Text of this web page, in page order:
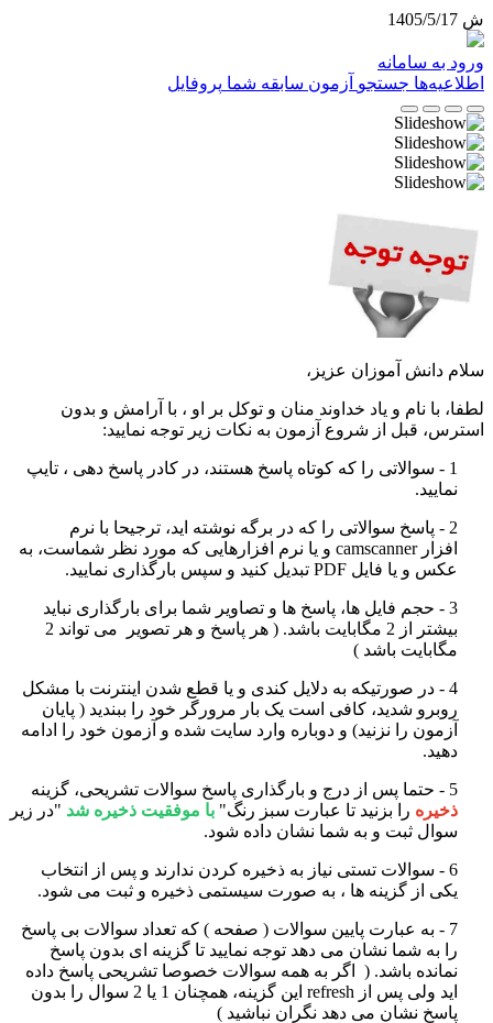
ش 1405/5/17
ورود به سامانه
اطلاعیه‌ها جستجو آزمون سابقه شما پروفایل
سلام دانش آموزان عزیز،
لطفا، با نام و یاد خداوند منان و توکل بر او ، با آرامش و بدون
استرس، قبل از شروع آزمون به نکات زیر توجه نمایید:
1 - سوالاتی را که کوتاه پاسخ هستند، در کادر پاسخ دهی ، تایپ
نمایید.
2 - پاسخ سوالاتی را که در برگه نوشته اید، ترجیحا با نرم
افزار camscanner و یا نرم افزارهایی که مورد نظر شماست، به
عکس و یا فایل PDF تبدیل کنید و سپس بارگذاری نمایید
.
3 - حجم فایل ها، پاسخ ها و تصاویر شما برای بارگذاری نباید
بیشتر از 2 مگابایت باشد. ( هر پاسخ و هر تصویر می تواند 2
مگابایت باشد )
4 - در صورتیکه به دلایل کندی و یا قطع شدن اینترنت با مشکل
روبرو شدید، کافی است یک بار مرورگر خود را ببندید ( پایان
آزمون را نزنید) و دوباره وارد سایت شده و آزمون خود را ادامه
دهید.
5 - حتما پس از درج و بارگذاری پاسخ سوالات تشریحی، گزینه
ذخیره را بزنید تا عبارت سبز رنگ" با موفقیت ذخیره شد "در زیر
سوال ثبت و به شما نشان داده شود.
6 - سوالات تستی نیاز به ذخیره کردن ندارند و پس از انتخاب
یکی از گزینه ها ، به صورت سیستمی ذخیره و ثبت می شود.
7 - به عبارت پایین سوالات ( صفحه ) که تعداد سوالات بی پاسخ
را به شما نشان می دهد توجه نمایید تا گزینه ای بدون پاسخ
نمانده باشد. (
اگر به همه سوالات خصوصا تشریحی پاسخ داده
اید ولی پس از refresh
این گزینه، همچنان 1 یا 2 سوال را بدون
پاسخ نشان می دهد نگران نباشید )